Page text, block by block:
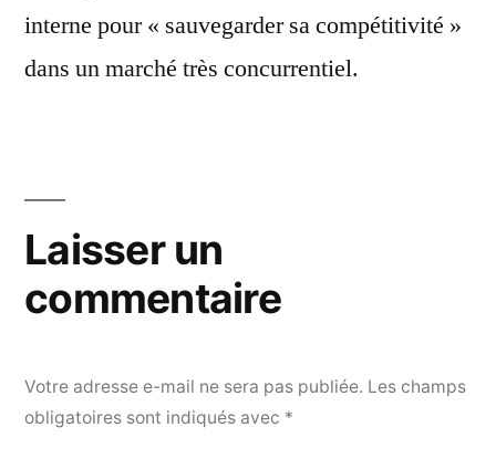
interne pour « sauvegarder sa compétitivité »
dans un marché très concurrentiel.
Laisser un
commentaire
Votre adresse e-mail ne sera pas publiée. Les champs
obligatoires sont indiqués avec *